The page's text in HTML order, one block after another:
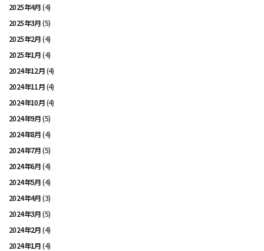
2025年4月(4)
2025年3月(5)
2025年2月(4)
2025年1月(4)
2024年12月(4)
2024年11月(4)
2024年10月(4)
2024年9月(5)
2024年8月(4)
2024年7月(5)
2024年6月(4)
2024年5月(4)
2024年4月(3)
2024年3月(5)
2024年2月(4)
2024年1月(4)